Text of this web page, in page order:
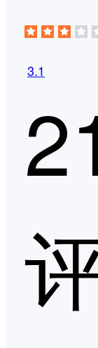
3.1